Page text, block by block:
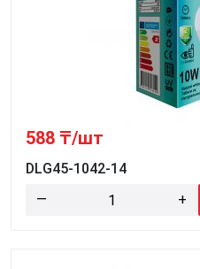
588 ₸/шт
DLG45-1042-14
—
+